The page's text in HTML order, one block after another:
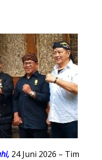
24 Juni 2026 – Tim